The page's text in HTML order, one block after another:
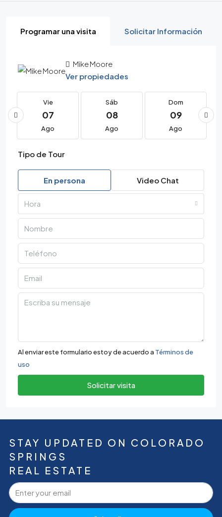
Programar una visita Solicitar Información
Mike Moore
Ver propiedades
Vie
07
Ago
Sáb
08
Ago
Dom
09
Ago
Tipo de Tour
En persona Video Chat
Hora
Al enviar este formulario estoy de acuerdo a Términos de
uso
Solicitar visita
STAY UPDATED ON COLORADO
SPRINGS
REAL ESTATE